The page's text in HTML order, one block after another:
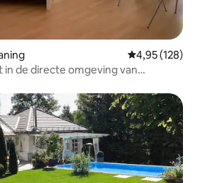
Gemiddelde
4,95 (128)
de directe omgeving van